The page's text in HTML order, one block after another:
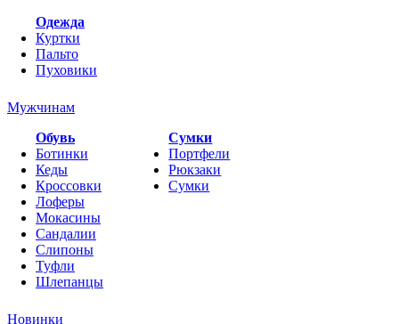
Одежда
Куртки
Пальто
Пуховики
Мужчинам
Обувь
Ботинки
Кеды
Кроссовки
Лоферы
Мокасины
Сандалии
Слипоны
Туфли
Шлепанцы
Сумки
Портфели
Рюкзаки
Сумки
Новинки